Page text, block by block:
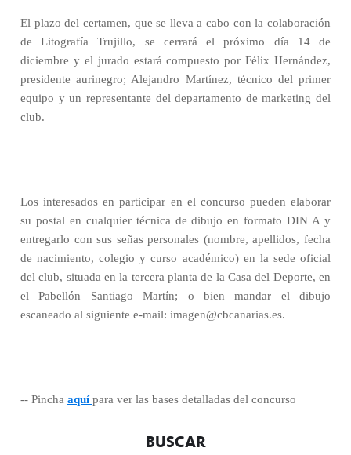
El plazo del certamen, que se lleva a cabo con la colaboración
de Litografía Trujillo, se cerrará el próximo día 14 de
diciembre y el jurado estará compuesto por Félix Hernández,
presidente aurinegro; Alejandro Martínez, técnico del primer
equipo y un representante del departamento de marketing del
club.
Los interesados en participar en el concurso pueden elaborar
su postal en cualquier técnica de dibujo en formato DIN A y
entregarlo con sus señas personales (nombre, apellidos, fecha
de nacimiento, colegio y curso académico) en la sede oficial
del club, situada en la tercera planta de la Casa del Deporte, en
el Pabellón Santiago Martín; o bien mandar el dibujo
escaneado al siguiente e-mail: imagen@cbcanarias.es.
-- Pincha aquípara ver las bases detalladas del concurso
BUSCAR